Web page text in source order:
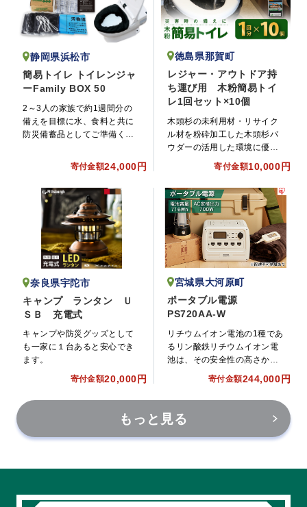
静岡県浜松市
簡易トイレ トイレンジャ
ーFamily BOX 50
2～3人の家族で約1週間分の
備えを目標に水、食料と共に
防災備蓄品としてご準備くだ
寄付金額24,000円
徳島県那賀町
レジャー・アウトドア持
ち運び用 木粉簡易トイ
レ1回セット×10個
木頭杉の未利用材・リサイク
ル材を粉砕加工した木頭杉パ
ウダーの活用した環境に優し
く吸水性・消臭性に優れる簡
寄付金額10,000円
奈良県宇陀市
キャンプ ランタン Ｕ
ＳＢ 充電式
キャンプや防災グッズとして
も一家に１台あると安心でき
ます。
寄付金額20,000円
宮城県大河原町
ポータブル電源
PS720AA-W
リチウムイオン電池の1種であ
るリン酸鉄リチウムイオン電
池は、その安全性の高さから
電気自動車用バッテリーにも
採用されています。
寄付金額244,000円
もっと見る